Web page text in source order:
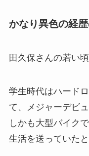
かなり異色の経歴
田久保さんの若い
学生時代はハード
て、メジャーデビ
しかも大型バイク
生活を送っていたと